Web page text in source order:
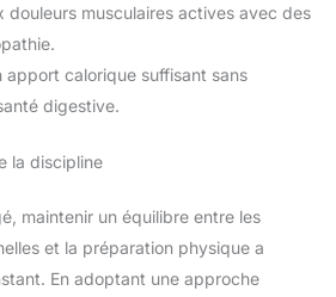
douleurs musculaires actives avec des
apport calorique suffisant sans
digestive.
la discipline
maintenir un équilibre entre les
et la préparation physique a
En adoptant une approche